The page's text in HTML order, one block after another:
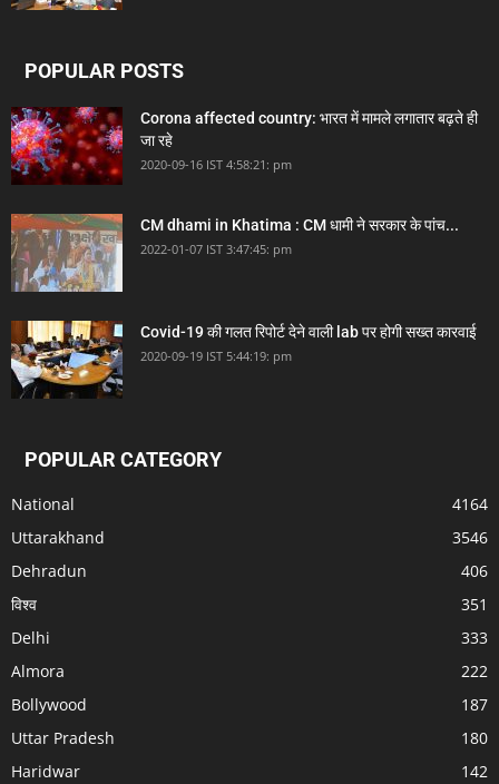
POPULAR POSTS
Corona affected country: भारत में मामले लगातार बढ़ते ही
जा रहे
2020-09-16 IST 4:58:21: pm
CM dhami in Khatima : CM धामी ने सरकार के पांच...
2022-01-07 IST 3:47:45: pm
Covid-19 की गलत रिपोर्ट देने वाली lab पर होगी सख्त कारवाई
2020-09-19 IST 5:44:19: pm
POPULAR CATEGORY
National
4164
Uttarakhand
3546
Dehradun
406
विश्व
351
Delhi
333
Almora
222
Bollywood
187
Uttar Pradesh
180
Haridwar
142